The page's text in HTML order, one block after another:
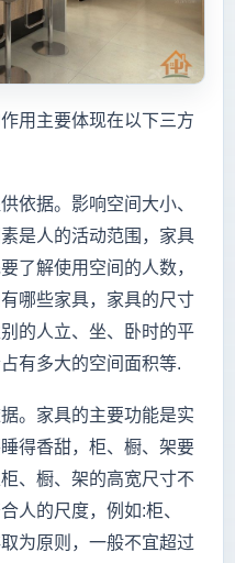
主要体现在以下三方
据。影响空间大小、
是人的活动范围，家具
了解使用空间的人数，
哪些家具，家具的尺寸
的人立、坐、卧时的平
有多大的空间面积等.
家具的主要功能是实
得香甜，柜、橱、架要
、橱、架的高宽尺寸不
人的尺度，例如:柜、
为原则，一般不宜超过